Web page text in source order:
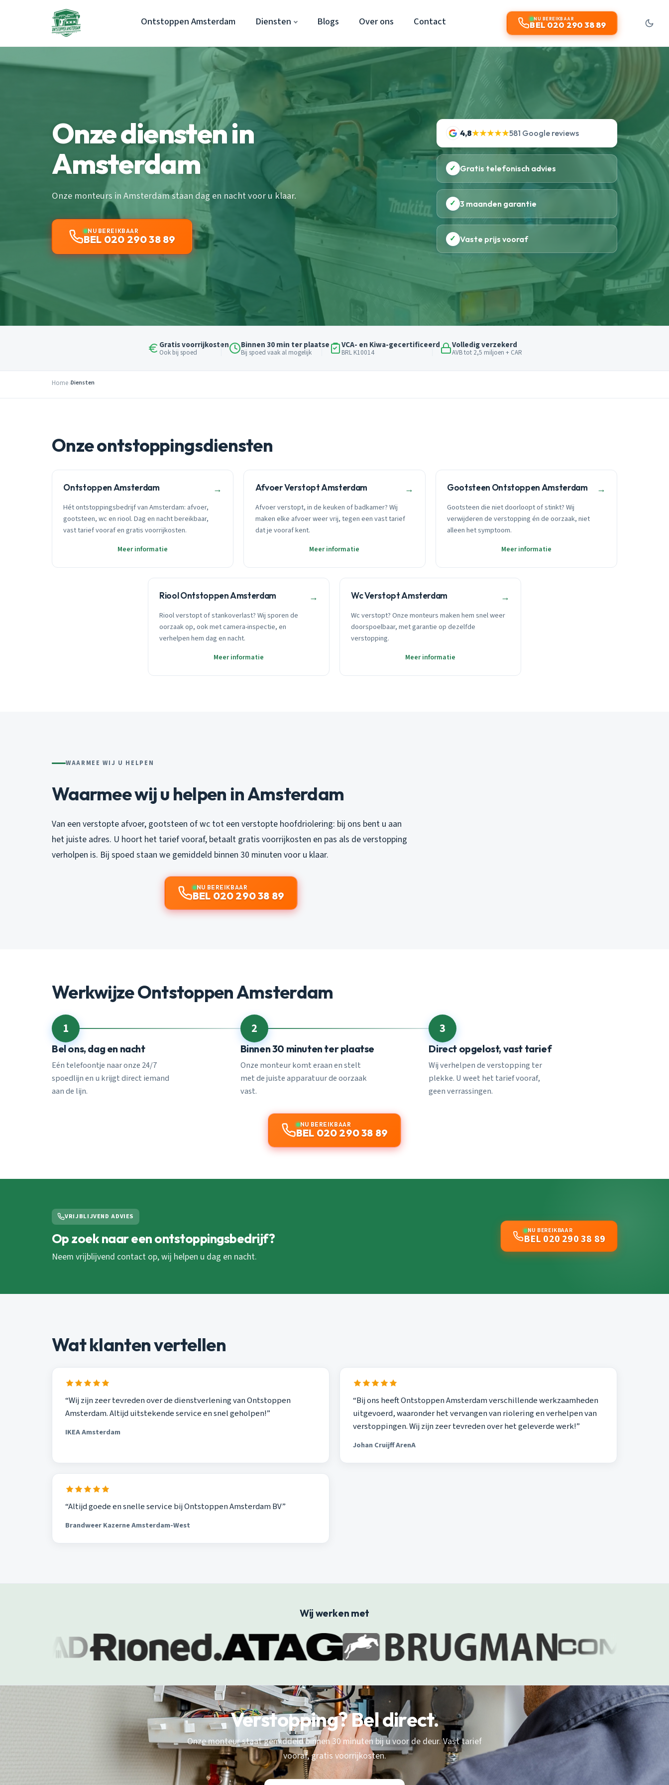
Ontstoppen Amsterdam Diensten Blogs Over ons Contact NU BEREIKBAAR
BEL 020 290 38 89
Onze diensten in
Amsterdam
Onze monteurs in Amsterdam staan dag en nacht voor u klaar.
NU BEREIKBAAR
BEL 020 290 38 89
4,8★★★★★581 Google reviews
✓ Gratis telefonisch advies
✓ 3 maanden garantie
✓ Vaste prijs vooraf
Gratis voorrijkosten
Ook bij spoed
Binnen 30 min ter plaatse
Bij spoed vaak al mogelijk
VCA- en Kiwa-gecertificeerd
BRL K10014
Volledig verzekerd
AVB tot 2,5 miljoen + CAR
Home Diensten
Onze ontstoppingsdiensten
Ontstoppen Amsterdam →
Hét ontstoppingsbedrijf van Amsterdam: afvoer,
gootsteen, wc en riool. Dag en nacht bereikbaar,
vast tarief vooraf en gratis voorrijkosten.
Meer informatie
Afvoer Verstopt Amsterdam →
Afvoer verstopt, in de keuken of badkamer? Wij
maken elke afvoer weer vrij, tegen een vast tarief
dat je vooraf kent.
Meer informatie
Gootsteen Ontstoppen Amsterdam →
Gootsteen die niet doorloopt of stinkt? Wij
verwijderen de verstopping én de oorzaak, niet
alleen het symptoom.
Meer informatie
Riool Ontstoppen Amsterdam →
Riool verstopt of stankoverlast? Wij sporen de
oorzaak op, ook met camera-inspectie, en
verhelpen hem dag en nacht.
Meer informatie
Wc Verstopt Amsterdam →
Wc verstopt? Onze monteurs maken hem snel weer
doorspoelbaar, met garantie op dezelfde
verstopping.
Meer informatie
WAARMEE WIJ U HELPEN
Waarmee wij u helpen in Amsterdam
Van een verstopte afvoer, gootsteen of wc tot een verstopte hoofdriolering: bij ons bent u aan
het juiste adres. U hoort het tarief vooraf, betaalt gratis voorrijkosten en pas als de verstopping
verholpen is. Bij spoed staan we gemiddeld binnen 30 minuten voor u klaar.
NU BEREIKBAAR
BEL 020 290 38 89
Werkwijze Ontstoppen Amsterdam
1
Bel ons, dag en nacht
Eén telefoontje naar onze 24/7
spoedlijn en u krijgt direct iemand
aan de lijn.
2
Binnen 30 minuten ter plaatse
Onze monteur komt eraan en stelt
met de juiste apparatuur de oorzaak
vast.
3
Direct opgelost, vast tarief
Wij verhelpen de verstopping ter
plekke. U weet het tarief vooraf,
geen verrassingen.
NU BEREIKBAAR
BEL 020 290 38 89
VRIJBLIJVEND ADVIES
Op zoek naar een ontstoppingsbedrijf?
Neem vrijblijvend contact op, wij helpen u dag en nacht.
NU BEREIKBAAR
BEL 020 290 38 89
Wat klanten vertellen
“Wij zijn zeer tevreden over de dienstverlening van Ontstoppen
Amsterdam. Altijd uitstekende service en snel geholpen!”
IKEA Amsterdam
“Bij ons heeft Ontstoppen Amsterdam verschillende werkzaamheden
uitgevoerd, waaronder het vervangen van riolering en verhelpen van
verstoppingen. Wij zijn zeer tevreden over het geleverde werk!”
Johan Cruijff ArenA
“Altijd goede en snelle service bij Ontstoppen Amsterdam BV”
Brandweer Kazerne Amsterdam-West
Wij werken met
Verstopping? Bel direct.
Onze monteur staat gemiddeld binnen 30 minuten bij u voor de deur. Vast tarief
vooraf, gratis voorrijkosten.